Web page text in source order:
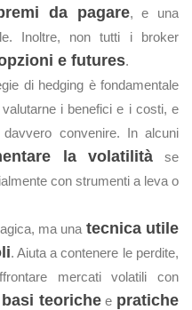
da pagare, e una
Inoltre, non tutti i broker
e futures.
di hedging è fondamentale
i benefici e i costi, e
convenire. In alcuni
la volatilità se
con strumenti a leva o
ma una tecnica utile
. Aiuta a contenere le perdite,
mercati volatili con
basi teorichee pratiche